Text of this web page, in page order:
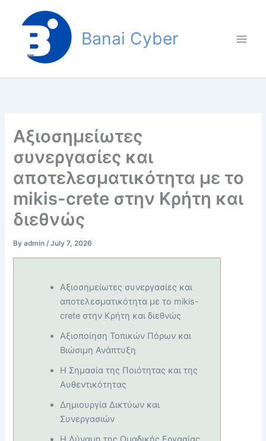
content
Banai Cyber
Αξιοσημείωτες
συνεργασίες και
αποτελεσματικότητα με το
mikis-crete στην Κρήτη και
διεθνώς
Byadmin/July 7, 2026
Αξιοσημείωτες συνεργασίες και
αποτελεσματικότητα με το mikis-
crete στην Κρήτη και διεθνώς
Αξιοποίηση Τοπικών Πόρων και
Βιώσιμη Ανάπτυξη
Η Σημασία της Ποιότητας και της
Αυθεντικότητας
Δημιουργία Δικτύων και
Συνεργασιών